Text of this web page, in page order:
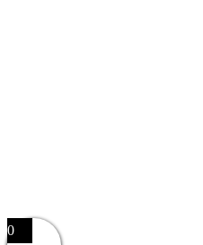
0